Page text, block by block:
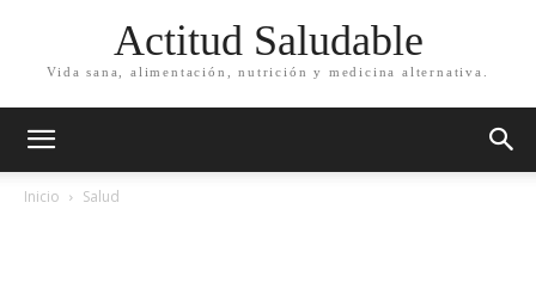
Actitud Saludable
Vida sana, alimentación, nutrición y medicina alternativa.
Inicio Salud